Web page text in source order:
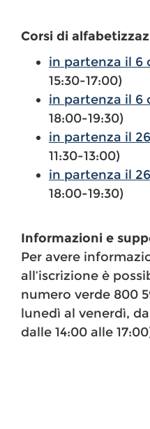
Corsi di
in partenza il 6
15:30-17:00)
in partenza il 6
18:00-19:30)
in partenza il
11:30-13:00)
in partenza il
18:00-19:30)
Informazioni e
Per avere
all’iscrizione è
numero verde 800
lunedì al venerdì,
dalle 14:00 alle